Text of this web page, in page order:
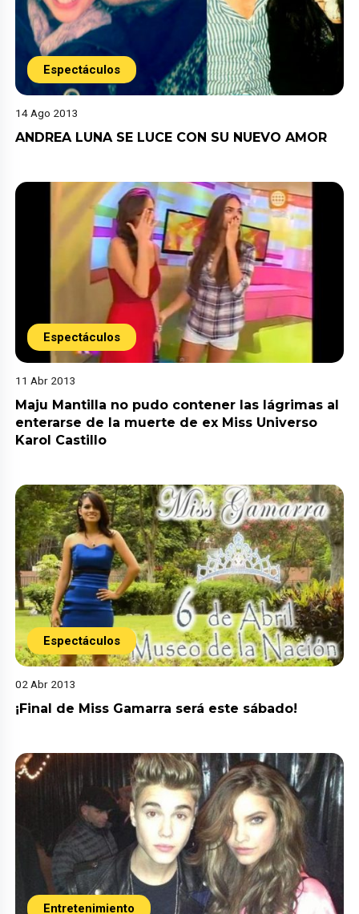
Espectáculos
14 Ago 2013
ANDREA LUNA SE LUCE CON SU NUEVO AMOR
Espectáculos
11 Abr 2013
Maju Mantilla no pudo contener las lágrimas al
enterarse de la muerte de ex Miss Universo
Karol Castillo
Espectáculos
02 Abr 2013
¡Final de Miss Gamarra será este sábado!
Entretenimiento